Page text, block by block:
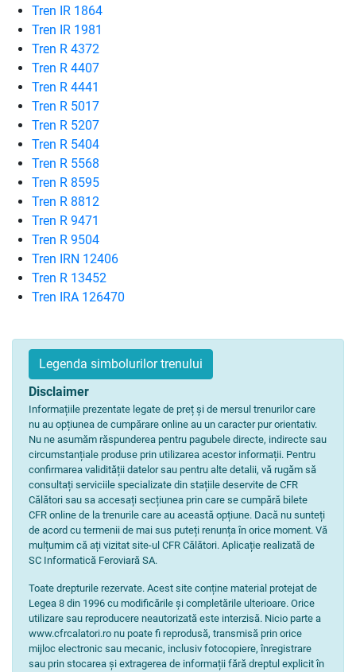
Tren IR 1864
Tren IR 1981
Tren R 4372
Tren R 4407
Tren R 4441
Tren R 5017
Tren R 5207
Tren R 5404
Tren R 5568
Tren R 8595
Tren R 8812
Tren R 9471
Tren R 9504
Tren IRN 12406
Tren R 13452
Tren IRA 126470
Legenda simbolurilor trenului
Disclaimer
Informațiile prezentate legate de preț și de mersul trenurilor care
nu au opțiunea de cumpărare online au un caracter pur orientativ.
Nu ne asumăm răspunderea pentru pagubele directe, indirecte sau
circumstanțiale produse prin utilizarea acestor informații. Pentru
confirmarea validității datelor sau pentru alte detalii, vă rugăm să
consultați serviciile specializate din stațiile deservite de CFR
Călători sau sa accesați secțiunea prin care se cumpără bilete
CFR online de la trenurile care au această opțiune. Dacă nu sunteți
de acord cu termenii de mai sus puteți renunța în orice moment. Vă
mulțumim că ați vizitat site-ul CFR Călători. Aplicație realizată de
SC Informatică Feroviară SA.
Toate drepturile rezervate. Acest site conține material protejat de
Legea 8 din 1996 cu modificările și completările ulterioare. Orice
utilizare sau reproducere neautorizată este interzisă. Nicio parte a
www.cfrcalatori.ro nu poate fi reprodusă, transmisă prin orice
mijloc electronic sau mecanic, inclusiv fotocopiere, înregistrare
sau prin stocarea și extragerea de informații fără dreptul explicit în